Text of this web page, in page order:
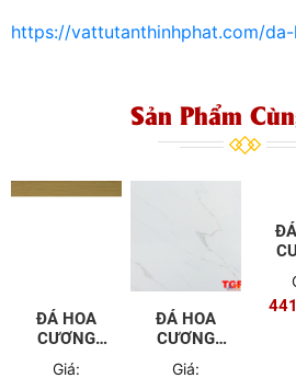
https://vattutanthinhphat.com/
Sản Phẩm
ĐÁ HOA
CƯƠNG
Giá:
ĐÁ HOA
CƯƠNG
Giá: